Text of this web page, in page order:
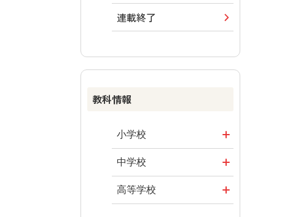
学び！と道徳
学び！と道徳2
社会
学び！と人権
連載終了
教科情報
小学校
算数
中学校
社会 地理
高等学校